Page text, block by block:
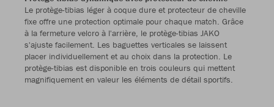
Le protège-tibias léger à coque dure et protecteur de cheville
fixe offre une protection optimale pour chaque match. Grâce
à la fermeture velcro à l'arrière, le protège-tibias JAKO
s'ajuste facilement. Les baguettes verticales se laissent
placer individuellement et au choix dans la protection. Le
protège-tibias est disponible en trois couleurs qui mettent
magnifiquement en valeur les éléments de détail sportifs.